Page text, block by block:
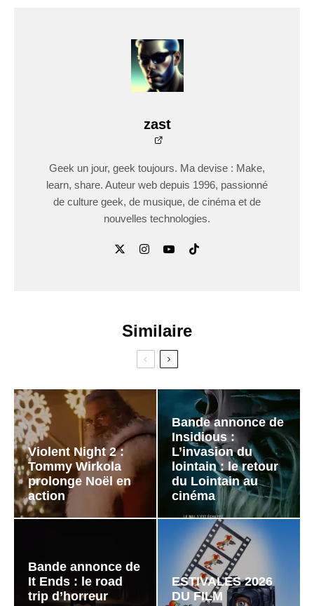
zast
Geek un jour, geek toujours. Ma devise : Make,
learn, share. Auteur web depuis 1996, passionné
de culture geek, de musique, de cinéma et de
nouvelles technologies.
Similaire
Violent Night 2 :
Tommy Wirkola
prolonge Noël en
action
Bande annonce de
Insidious :
L’invasion du
lointain : le retour
du Lointain au
cinéma
Bande annonce de
It Ends : le road
trip d’horreur
ESTIVALES 2026
DU FILM